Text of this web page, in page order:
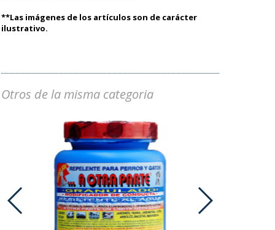
**Las imágenes de los artículos son de carácter
ilustrativo.
Otros de la misma categoria